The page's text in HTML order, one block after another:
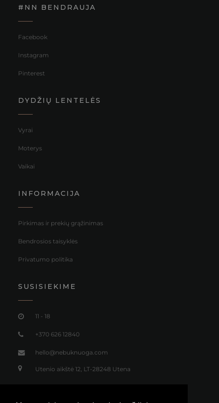
#NN BENDRAUJA
Facebook
Instagram
Pinterest
DYDŽIŲ LENTELĖS
Vyrai
Moterys
Vaikai
INFORMACIJA
Pirkimas ir prekių grąžinimas
Bendrosios taisyklės
Privatumo politika
SUSISIEKIME
11 - 18
+370 626 12840
hello@nebuknuoga.com
Utenio aikštė 12, LT-28248 Utena